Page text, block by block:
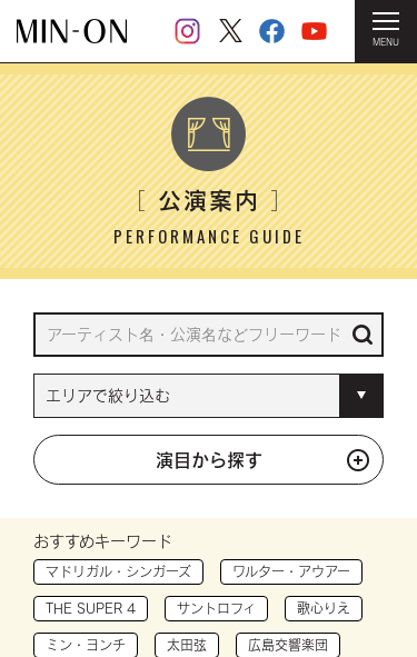
MENU
HOME ＞ 公演案内
［公演案内］
PERFORMANCE GUIDE
演目から探す
おすすめキーワード
マドリガル・シンガーズ ワルター・アウアー
THE SUPER 4 サントロフィ 歌心りえ
ミン・ヨンチ 太田弦 広島交響楽団